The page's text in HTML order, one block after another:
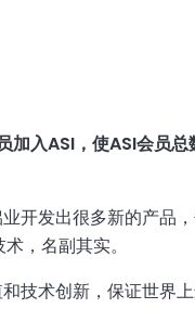
入ASI，使ASI会员
开发出很多新的产品
，名副其实。
技术创新，保证世界